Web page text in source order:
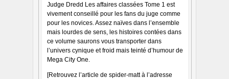
Judge Dredd Les affaires classées Tome 1 est
vivement conseillé pour les fans du juge comme
pour les novices. Assez naïves dans l’ensemble
mais lourdes de sens, les histoires contées dans
ce volume saurons vous transporter dans
l’univers cynique et froid mais teinté d’humour de
Mega City One.
[Retrouvez l’article de spider-matt à l’adresse